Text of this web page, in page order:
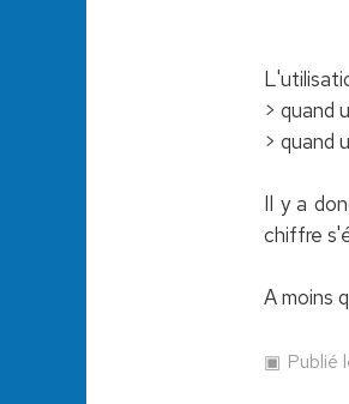
> quand
> quand
Il y a
chiffre
A moins
Publié